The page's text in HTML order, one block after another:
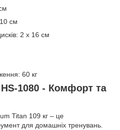
см
2 х 16 см
60 кг
1080 - Комфорт та
Titan 109 кг – це
для домашніх тренувань.